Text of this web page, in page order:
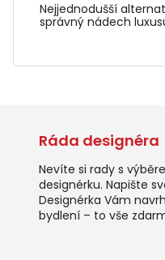
Nejjednodušší
správný nádech
Ráda designéra
Nevíte si rady s
designérku. Napište
Designérka Vám
bydlení – to vše